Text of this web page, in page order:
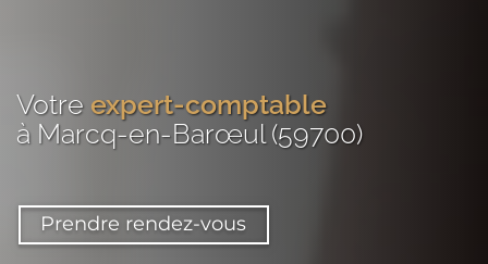
Votre expert-comptable
à Marcq-en-Barœul (59700)
Prendre rendez-vous